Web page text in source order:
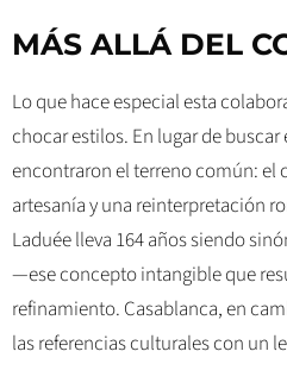
MÁS ALLÁ DEL
Lo que hace especial esta
chocar estilos. En lugar de
encontraron el terreno común: el
artesanía y una reinterpretación
Laduée lleva 164 años siendo
—ese concepto intangible que
refinamiento. Casablanca, en
las referencias culturales con un